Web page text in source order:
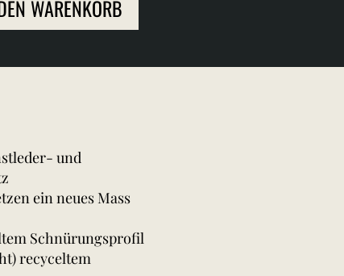
WARENKORB
und
ein neues Mass
Schnürungsprofil
recyceltem